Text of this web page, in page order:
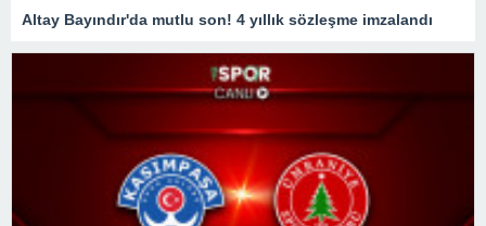
Altay Bayındır'da mutlu son! 4 yıllık sözleşme imzalandı